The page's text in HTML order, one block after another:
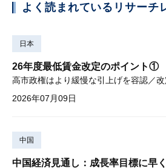
よく読まれているリサーチ
日本
26年度最低賃金改定のポイント①
2026年07月09日
中国
中国経済見通し：成長率目標に早